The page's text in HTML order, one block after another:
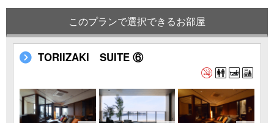
このプランで選択できるお部屋
TORIIZAKI SUITE ⑥